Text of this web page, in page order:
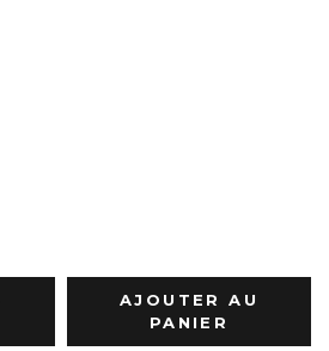
AJOUTER AU
PANIER